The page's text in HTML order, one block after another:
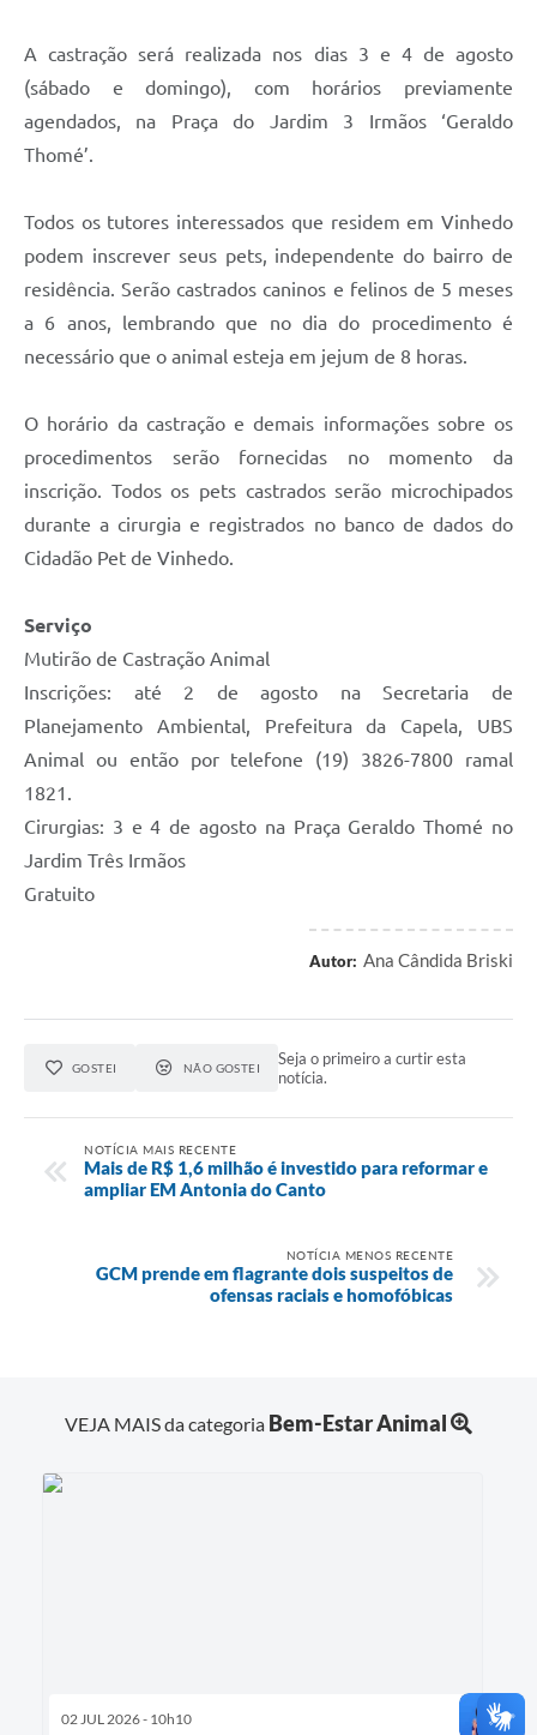
A castração será realizada nos dias 3 e 4 de agosto
(sábado e domingo), com horários previamente
agendados, na Praça do Jardim 3 Irmãos ‘Geraldo
Thomé’.
Todos os tutores interessados que residem em Vinhedo
podem inscrever seus pets, independente do bairro de
residência. Serão castrados caninos e felinos de 5 meses
a 6 anos, lembrando que no dia do procedimento é
necessário que o animal esteja em jejum de 8 horas.
O horário da castração e demais informações sobre os
procedimentos serão fornecidas no momento da
inscrição. Todos os pets castrados serão microchipados
durante a cirurgia e registrados no banco de dados do
Cidadão Pet de Vinhedo.
Serviço
Mutirão de Castração Animal
Inscrições: até 2 de agosto na Secretaria de
Planejamento Ambiental, Prefeitura da Capela, UBS
Animal ou então por telefone (19) 3826-7800 ramal
1821.
Cirurgias: 3 e 4 de agosto na Praça Geraldo Thomé no
Jardim Três Irmãos
Gratuito
Autor: Ana Cândida Briski
GOSTEI NÃO GOSTEI
Seja o primeiro a curtir esta
notícia.
NOTÍCIA MAIS RECENTE
Mais de R$ 1,6 milhão é investido para reformar e
ampliar EM Antonia do Canto
NOTÍCIA MENOS RECENTE
GCM prende em flagrante dois suspeitos de
ofensas raciais e homofóbicas
VEJA MAIS da categoria Bem-Estar Animal
02 JUL 2026 - 10h10